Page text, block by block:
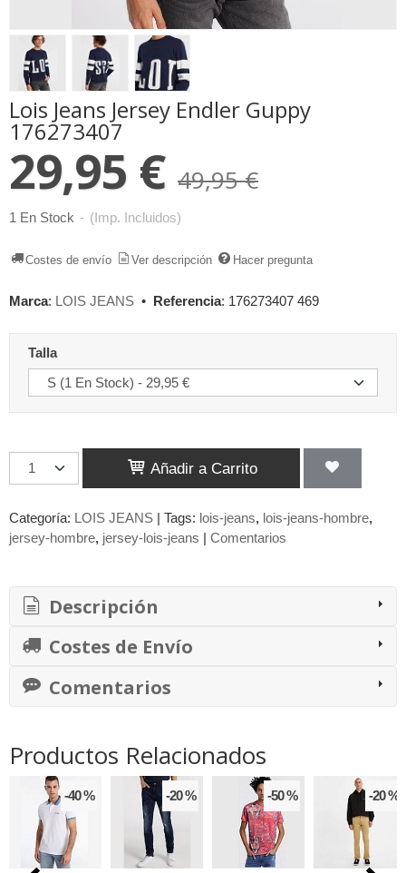
Lois Jeans Jersey Endler Guppy
176273407
29,95 € 49,95 €
1 En Stock - (Imp. Incluidos)
Costes de envío Ver descripción Hacer pregunta
Marca: LOIS JEANS • Referencia: 176273407 469
Talla
Añadir a Carrito
Categoría: LOIS JEANS | Tags: lois-jeans lois-jeans-hombre
jersey-hombre jersey-lois-jeans | Comentarios
Descripción
Costes de Envío
Comentarios
Productos Relacionados
-40 % -20 % -50 % -20 %